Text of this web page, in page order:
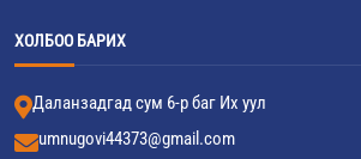
ХОЛБОО БАРИХ
Даланзадгад сум 6-р баг Их уул
umnugovi44373@gmail.com